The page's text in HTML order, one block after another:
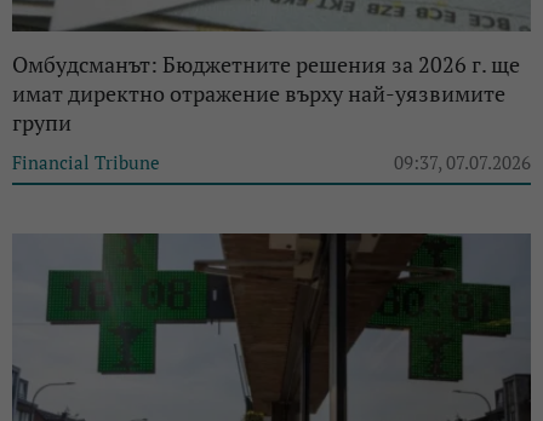
Омбудсманът: Бюджетните решения за 2026 г. ще
имат директно отражение върху най-уязвимите
групи
Financial Tribune 09:37, 07.07.2026